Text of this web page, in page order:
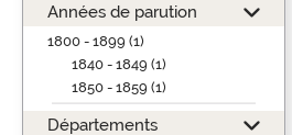
Années de parution
1800 - 1899 (1)
1840 - 1849 (1)
1850 - 1859 (1)
Départements